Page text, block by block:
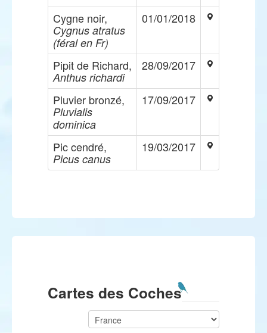
Cygne noir,
Cygnus atratus
(féral en Fr)
01/01/2018
Pipit de Richard,
Anthus richardi
28/09/2017
Pluvier bronzé,
Pluvialis
dominica
17/09/2017
Pic cendré,
Picus canus
19/03/2017
Cartes des Coches